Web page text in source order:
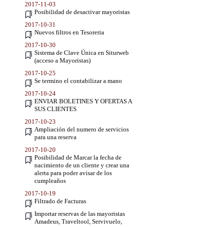
2017-11-03
Posibilidad de desactivar mayoristas
2017-10-31
Nuevos filtros en Tesoreria
2017-10-30
Sistema de Clave Única en Siturweb
(acceso a Mayoristas)
2017-10-25
Se termino el contabilizar a mano
2017-10-24
ENVIAR BOLETINES Y OFERTAS A
SUS CLIENTES
2017-10-23
Ampliación del numero de servicios
para una reserva
2017-10-20
Posibilidad de Marcar la fecha de
nacimiento de un cliente y crear una
alerta para poder avisar de los
cumpleaños
2017-10-19
Filtrado de Facturas
Importar reservas de las mayoristas
Amadeus, Traveltool, Servivuelo,